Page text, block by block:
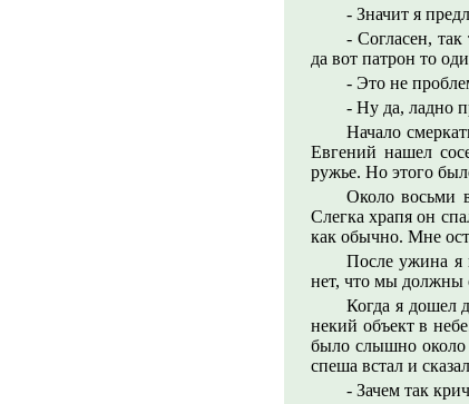
- Значит я
- Согласен,
да вот патрон то
- Это не
- Ну да, ладно
Начало
Евгений нашел
ружье. Но этого
Около восьми
Слегка храпя он
как обычно. Мне
После ужина я
нет, что мы должны
Когда я дошел
некий объект в
было слышно
спеша встал и
- Зачем так